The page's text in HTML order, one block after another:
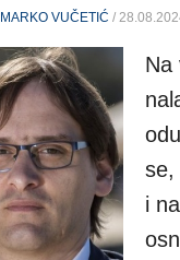
MARKO VUČETIĆ /
Na
se,
i